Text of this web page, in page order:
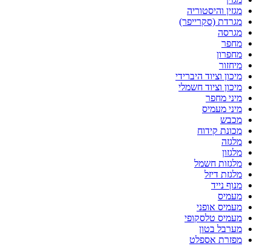
מגזין והיסטוריה
מגרדת (סקרייפר)
מגרסה
מחפר
מחפרון
מיחזור
מיכון וציוד היברידי
מיכון וציוד חשמלי
מיני מחפר
מיני מעמיס
מכבש
מכונת קידוח
מלגזה
מלגזון
מלגזות חשמל
מלגזת דיזל
מנוף נייד
מעמיס
מעמיס אופני
מעמיס טלסקופי
מערבל בטון
מפזרת אספלט